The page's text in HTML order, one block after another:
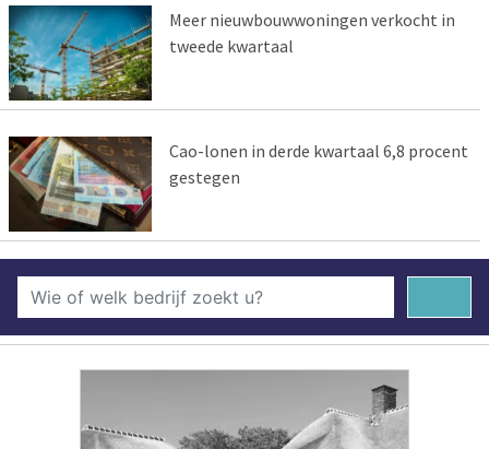
Meer nieuwbouwwoningen verkocht in
tweede kwartaal
Cao-lonen in derde kwartaal 6,8 procent
gestegen